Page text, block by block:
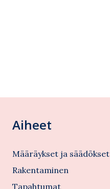
Aiheet
Määräykset ja säädökset
Rakentaminen
Tapahtumat